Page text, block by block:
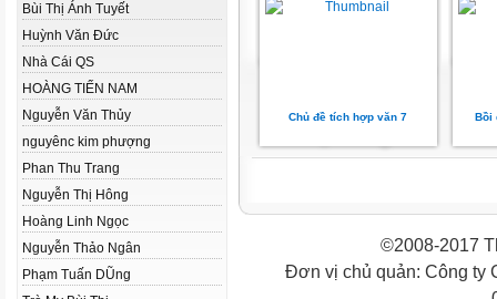
Bùi Thị Ánh Tuyết
Huỳnh Văn Đức
Nhà Cái QS
HOÀNG TIẾN NAM
Nguyễn Văn Thủy
nguyênc kim phượng
Phan Thu Trang
Nguyễn Thị Hông
Hoàng Linh Ngọc
Nguyễn Thảo Ngân
Phạm Tuấn DŨng
Chủ đề tích hợp văn 7 Bồi
©2008-2017
Đơn vị chủ quản: Công ty